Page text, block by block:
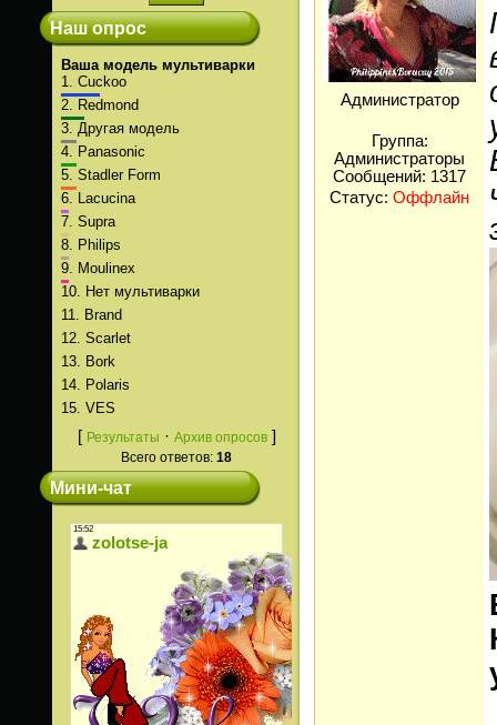
Наш опрос
Ваша модель мультиварки
1. Cuckoo
2.
Redmond
3. Другая модель
4.
Panasonic
5. Stadler Form
6.
Lacucina
7. Supra
8.
Philips
9.
Moulinex
10.
Нет мультиварки
11.
Brand
12. Scarlet
13.
Bork
14.
Polaris
15. VES
[ Результаты · Архив опросов]
Всего ответов: 18
Мини-чат
Администратор
Группа:
Администраторы
Сообщений: 1317
Статус: Оффлайн